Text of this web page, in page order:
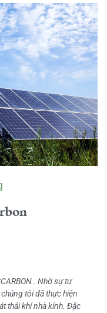
. Nhờ sự tư
tôi đã thực hiện
thải khí nhà kính. Đặc